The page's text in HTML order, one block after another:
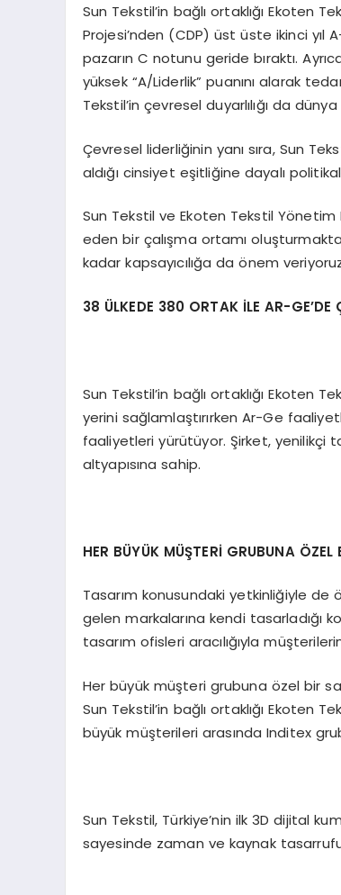
Sun Tekstil’in bağlı ortaklığı Ekoten
Projesi’nden (CDP) üst üste ikinci
pazarın C notunu geride bıraktı.
yüksek “A/Liderlik” puanını alarak
Tekstil’in çevresel duyarlılığı da
Çevresel liderliğinin yanı sıra, Sun
aldığı cinsiyet eşitliğine dayalı
Sun Tekstil ve Ekoten Tekstil Yönetim
eden bir çalışma ortamı
kadar kapsayıcılığa da önem
38 ÜLKEDE 380 ORTAK İLE AR-GE’DE
Sun Tekstil’in bağlı ortaklığı Ekoten
yerini sağlamlaştırırken Ar-Ge
faaliyetleri yürütüyor. Şirket, yenilikçi
altyapısına sahip.
HER BÜYÜK MÜŞTERİ GRUBUNA ÖZEL
Tasarım konusundaki yetkinliğiyle de
gelen markalarına kendi tasarladığı
tasarım ofisleri aracılığıyla
Her büyük müşteri grubuna özel bir
Sun Tekstil’in bağlı ortaklığı Ekoten
büyük müşterileri arasında Inditex
Sun Tekstil, Türkiye’nin ilk 3D dijital
sayesinde zaman ve kaynak